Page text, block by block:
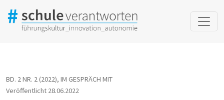
BD. 2 NR. 2 (2022), IM GESPRÄCH MIT
Veröffentlicht 28.06.2022